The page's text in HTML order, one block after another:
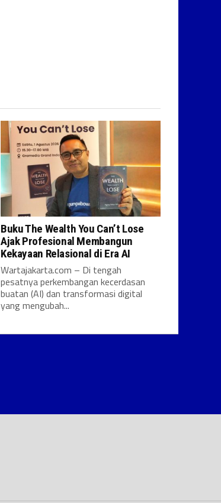
Buku The Wealth You Can’t Lose
Ajak Profesional Membangun
Kekayaan Relasional di Era AI
Wartajakarta.com – Di tengah
pesatnya perkembangan kecerdasan
buatan (AI) dan transformasi digital
yang mengubah...